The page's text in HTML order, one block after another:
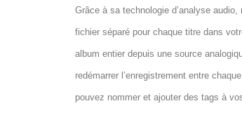
Grâce à sa technologie d’analyse
fichier séparé pour chaque titre dans
album entier depuis une source
redémarrer l’enregistrement entre
pouvez nommer et ajouter des tags à